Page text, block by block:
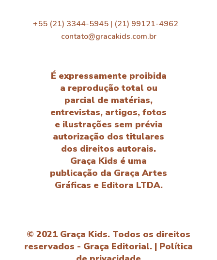
+55 (21) 3344-5945 | (21) 99121-4962
contato@gracakids.com.br
É expressamente proibida
a reprodução total ou
parcial de matérias,
entrevistas, artigos, fotos
e ilustrações sem prévia
autorização dos titulares
dos direitos autorais.
Graça Kids é uma
publicação da Graça Artes
Gráficas e Editora LTDA.
© 2021 Graça Kids. Todos os direitos
reservados - Graça Editorial. | Política